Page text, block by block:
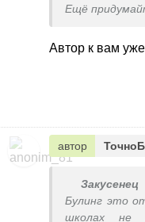
Ещё
Автор к вам
автор
Закусенец
Булинг это
школах не